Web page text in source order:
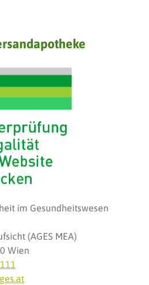
im Gesundheitswesen
(AGES MEA)
Wien